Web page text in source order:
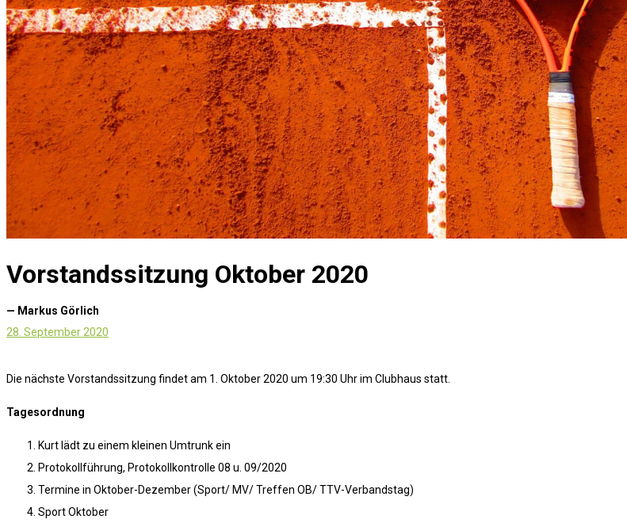
Vorstandssitzung Oktober 2020
— Markus Görlich
28. September 2020
Die nächste Vorstandssitzung findet am 1. Oktober 2020 um 19:30 Uhr im Clubhaus statt.
Tagesordnung
Kurt lädt zu einem kleinen Umtrunk ein
Protokollführung, Protokollkontrolle 08 u. 09/2020
Termine in Oktober-Dezember (Sport/ MV/ Treffen OB/ TTV-Verbandstag)
Sport Oktober